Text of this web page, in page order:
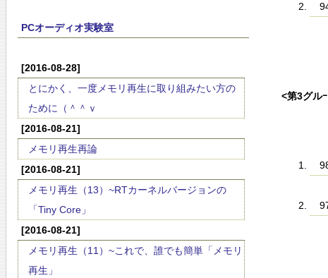
PCオーディオ実験室
[2016-08-28]
とにかく、一度メモリ再生に取り組みたい方の
ために（＾＾ｖ
[2016-08-21]
メモリ再生再論
[2016-08-21]
メモリ再生（13）~RTカーネルバージョンの
「Tiny Core」
[2016-08-21]
メモリ再生（11）~これで、誰でも簡単「メモリ
再生」
<第3グル